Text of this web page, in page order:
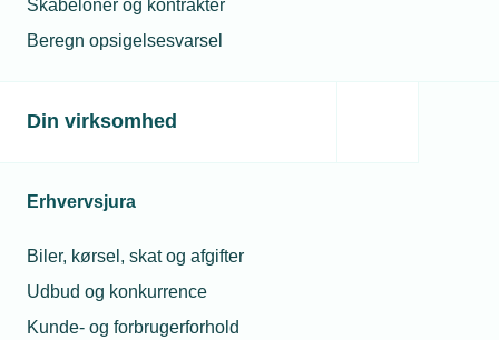
Skabeloner og kontrakter
Beregn opsigelsesvarsel
Din virksomhed
Erhvervsjura
Biler, kørsel, skat og afgifter
Udbud og konkurrence
Kunde- og forbrugerforhold
betingelser